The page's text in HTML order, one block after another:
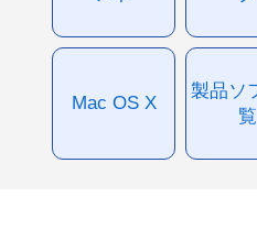
Mac OS X
製品ソ
覧